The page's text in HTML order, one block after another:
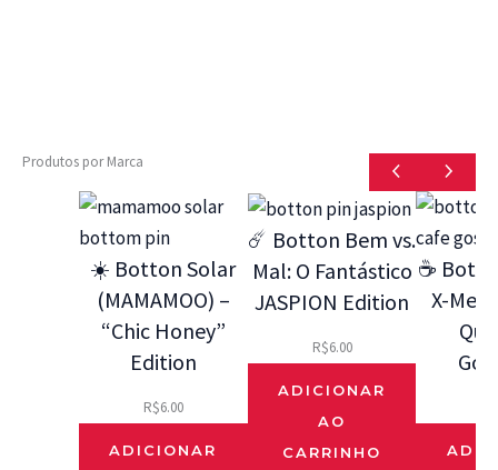
Produtos por Marca
☀️ Botton Solar
(MAMAMOO) –
“Chic Honey”
Edition
R$6.00
ADICIONAR
☄️ Botton Bem vs.
Mal: O Fantástico
JASPION Edition
R$6.00
ADICIONAR
AO
CARRINHO
☕
X-Men